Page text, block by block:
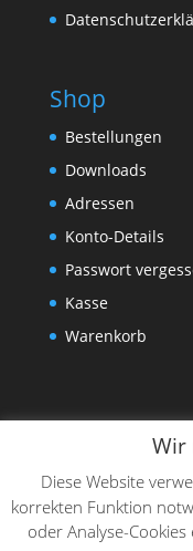
Shop
Bestellungen
Downloads
Adressen
Konto-Details
Passwort
Kasse
Warenkorb
Wir
Diese Website
korrekten Funktion
oder Analyse-